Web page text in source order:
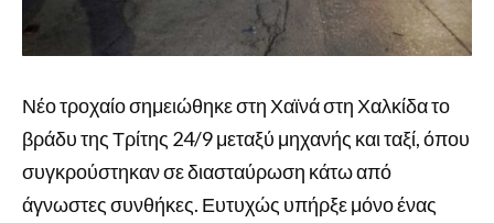
Νέο τροχαίο σημειώθηκε στη Χαϊνά στη Χαλκίδα το
βράδυ της Τρίτης 24/9 μεταξύ μηχανής και ταξί, όπου
συγκρούστηκαν σε διασταύρωση κάτω από
άγνωστες συνθήκες. Ευτυχώς υπήρξε μόνο ένας